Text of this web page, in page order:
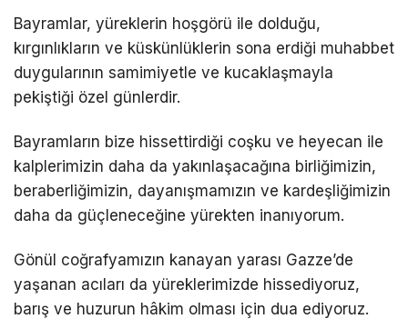
Bayramlar, yüreklerin hoşgörü ile dolduğu,
kırgınlıkların ve küskünlüklerin sona erdiği muhabbet
duygularının samimiyetle ve kucaklaşmayla
pekiştiği özel günlerdir.
Bayramların bize hissettirdiği coşku ve heyecan ile
kalplerimizin daha da yakınlaşacağına birliğimizin,
beraberliğimizin, dayanışmamızın ve kardeşliğimizin
daha da güçleneceğine yürekten inanıyorum.
Gönül coğrafyamızın kanayan yarası Gazze’de
yaşanan acıları da yüreklerimizde hissediyoruz,
barış ve huzurun hâkim olması için dua ediyoruz.